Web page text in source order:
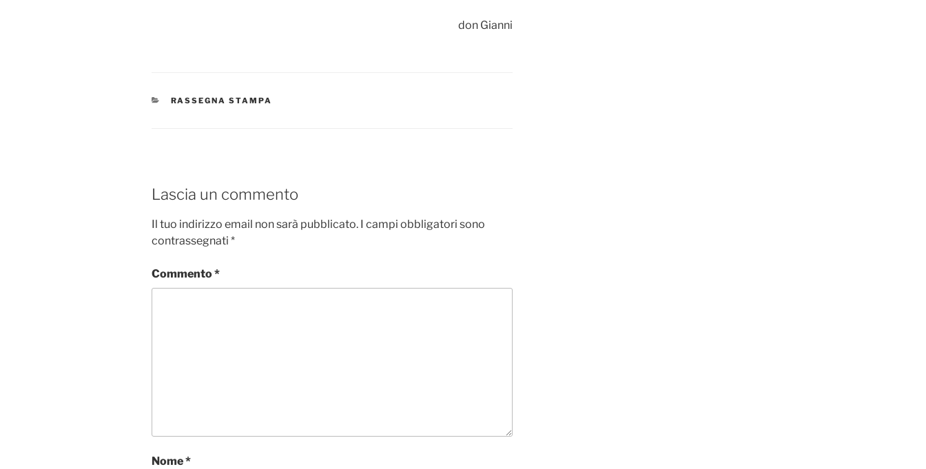
don Gianni
CATEGORIE
RASSEGNA STAMPA
Lascia un commento
Il tuo indirizzo email non sarà pubblicato. I campi obbligatori sono
contrassegnati *
Commento*
Nome*